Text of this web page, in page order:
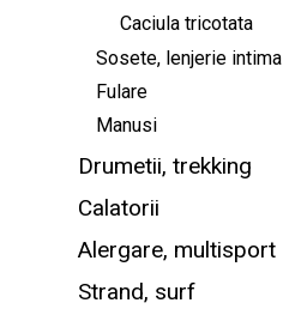
Caciula tricotata
Sosete, lenjerie intima
Fulare
Manusi
Drumetii, trekking
Calatorii
Alergare, multisport
Strand, surf